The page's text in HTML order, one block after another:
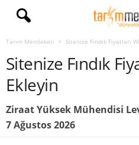
Tarım Memleketi Sitenize Fındık Fiyatları
Sitenize Fındık
Ekleyin
Ziraat Yüksek Mühendisi
7 Ağustos 2026